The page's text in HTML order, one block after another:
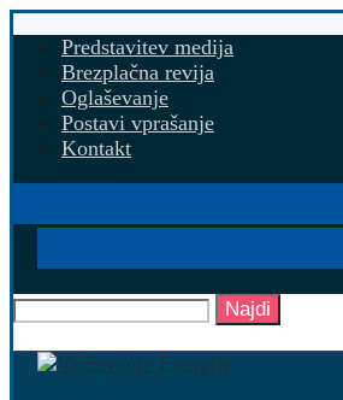
Predstavitev medija
Brezplačna revija
Oglaševanje
Postavi vprašanje
Kontakt
Najdi